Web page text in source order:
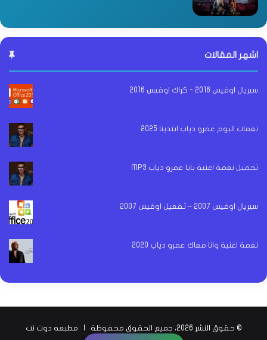
اشهر المقالات
سيريال اوفيس 2016 - كراك اوفيس 2016
نغمات البوم عمرو دياب ابتدينا 2025
تحميل نغمة اغنية بابا عمرو دياب MP3
سيريال اوفيس 2007 – تفعيل اوفيس 2007
نغمة اغنية وانا معاك عمرو دياب 2020
© حقوق النشر 2026، جميع الحقوق محفوظة | مطبعه دوت نت